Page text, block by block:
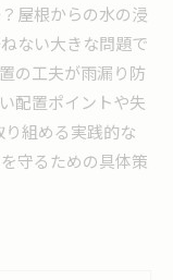
屋根からの水の浸
ない大きな問題で
の工夫が雨漏り防
配置ポイントや失
り組める実践的な
守るための具体策